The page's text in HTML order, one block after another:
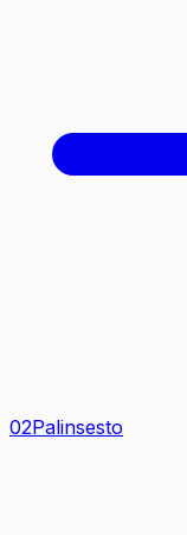
02Palinsesto